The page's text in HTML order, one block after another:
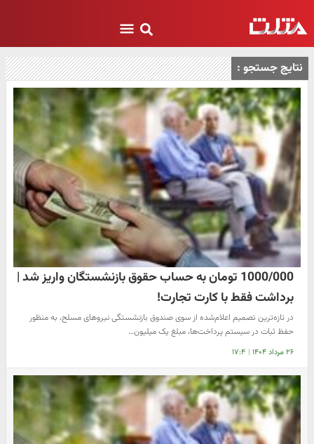
نتایج جستجو :
1000/000 تومان به حساب حقوق بازنشستگان واریز شد |
برداشت فقط با کارت تجارت!
در تازه‌ترین تصمیم اعلام‌شده از سوی صندوق بازنشستگی نیروهای مسلح، به منظور
حفظ ثبات در سیستم پرداخت‌ها، مبلغ یک میلیون…
۲۶ مرداد ۱۴۰۴ | ۱۷:۴